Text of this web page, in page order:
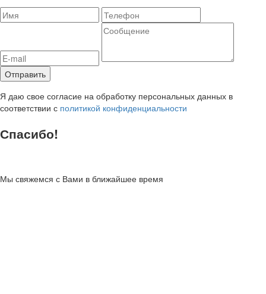
Я даю свое согласие на обработку персональных данных в
соответствии с политикой конфиденциальности
Спасибо!
Мы свяжемся с Вами в ближайшее время